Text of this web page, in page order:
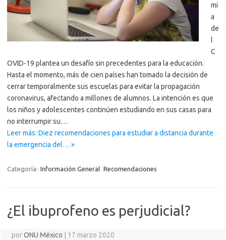
mi
a
de
l
C
OVID-19 plantea un desafío sin precedentes para la educación.
Hasta el momento, más de cien países han tomado la decisión de
cerrar temporalmente sus escuelas para evitar la propagación
coronavirus, afectando a millones de alumnos. La intención es que
los niños y adolescentes continúen estudiando en sus casas para
no interrumpir su…
Leer más: Diez recomendaciones para estudiar a distancia durante
la emergencia del… »
Categoría: Información General Recomendaciones
¿El ibuprofeno es perjudicial?
porONU México 17 marzo 2020